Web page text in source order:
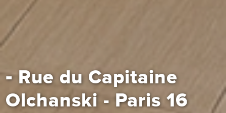
-Rue du Capitaine
Olchanski - Paris 16